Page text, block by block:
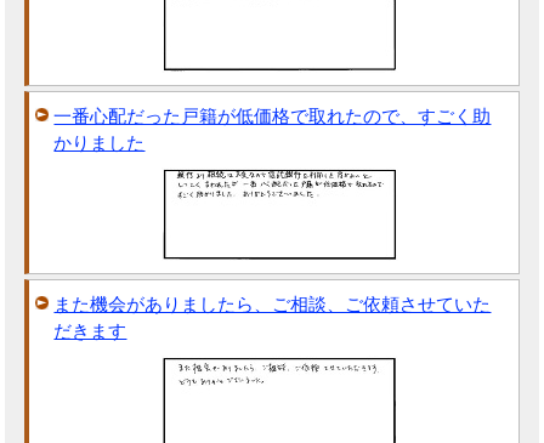
一番心配だった戸籍が低価格で取れたので、すごく助
かりました
また機会がありましたら、ご相談、ご依頼させていた
だきます